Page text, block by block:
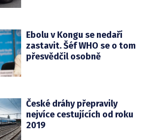
Ebolu v Kongu se nedaří
zastavit. Šéf WHO se o tom
přesvědčil osobně
České dráhy přepravily
nejvíce cestujících od roku
2019